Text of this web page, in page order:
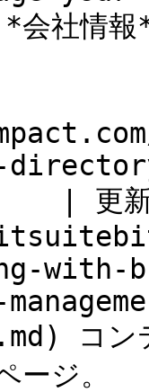
社情報*
| 更新
with-
コンテ
定ペ